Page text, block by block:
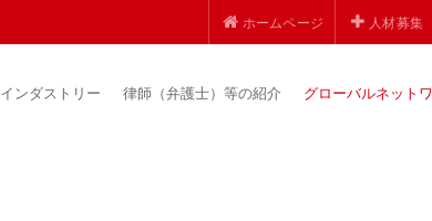
ホームページ 人材募集
インダストリー 律師（弁護士）等の紹介 グローバルネット